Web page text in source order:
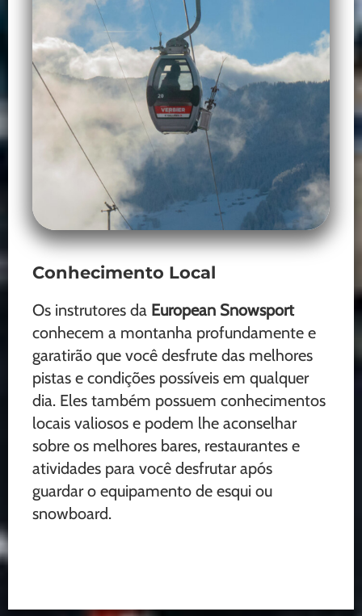
Conhecimento Local
Os instrutores da European Snowsport
conhecem a montanha profundamente e
garatirão que você desfrute das melhores
pistas e condições possíveis em qualquer
dia. Eles também possuem conhecimentos
locais valiosos e podem lhe aconselhar
sobre os melhores bares, restaurantes e
atividades para você desfrutar após
guardar o equipamento de esqui ou
snowboard.